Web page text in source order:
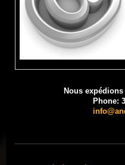
Nous expédions
Phone: